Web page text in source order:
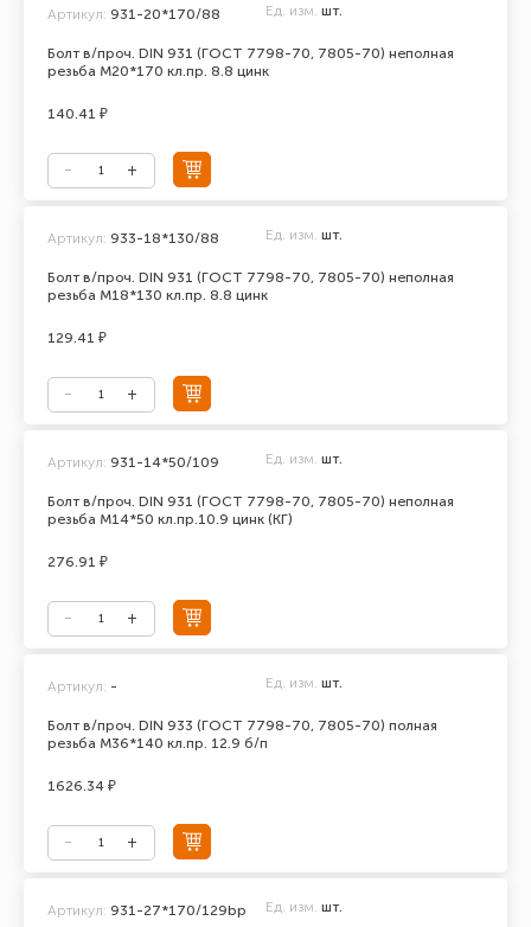
Болт в/проч. DIN 931 (ГОСТ 7798-70, 7805-70) неполная
резьба М20*170 кл.пр. 8.8 цинк
Артикул: 931-20*170/88 Ед. изм. шт.
140.41 ₽
Болт в/проч. DIN 931 (ГОСТ 7798-70, 7805-70) неполная
резьба М18*130 кл.пр. 8.8 цинк
Артикул: 933-18*130/88 Ед. изм. шт.
129.41 ₽
Болт в/проч. DIN 931 (ГОСТ 7798-70, 7805-70) неполная
резьба М14*50 кл.пр.10.9 цинк (КГ)
Артикул: 931-14*50/109 Ед. изм. шт.
276.91 ₽
Болт в/проч. DIN 933 (ГОСТ 7798-70, 7805-70) полная
резьба М36*140 кл.пр. 12.9 б/п
Артикул: - Ед. изм. шт.
1626.34 ₽
Артикул: 931-27*170/129bp Ед. изм. шт.